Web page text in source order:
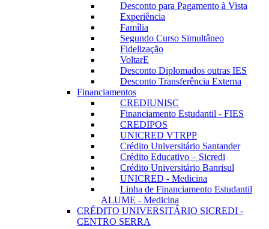
Desconto para Pagamento à Vista
Experiência
Família
Segundo Curso Simultâneo
Fidelização
VoltarE
Desconto Diplomados outras IES
Desconto Transferência Externa
Financiamentos
CREDIUNISC
Financiamento Estudantil - FIES
CREDIPOS
UNICRED VTRPP
Crédito Universitário Santander
Crédito Educativo – Sicredi
Crédito Universitário Banrisul
UNICRED - Medicina
Linha de Financiamento Estudantil
ALUME - Medicina
CRÉDITO UNIVERSITÁRIO SICREDI -
CENTRO SERRA